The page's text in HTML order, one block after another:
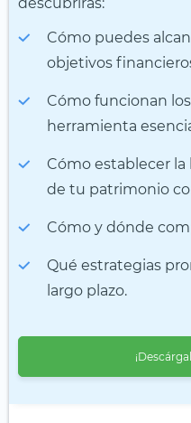
Cómo puedes
objetivos
Cómo funcionan
herramienta
Cómo establecer
de tu patrimonio
Cómo y dónde
Qué estrategias
largo plazo.